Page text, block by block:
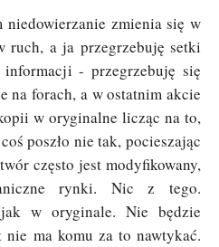
zmienia się w
ruch, a ja przegrzebuję setki
- przegrzebuję się
na forach, a w ostatnim akcie
w oryginalne licząc na to,
poszło nie tak, pocieszając
często jest modyfikowany,
rynki. Nic z tego.
w oryginale. Nie będzie
nie ma komu za to nawtykać.